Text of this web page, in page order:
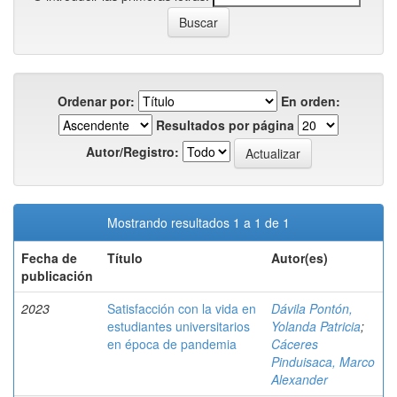
Ordenar por:
En orden:
Resultados por página
Autor/Registro:
Mostrando resultados 1 a 1 de 1
Fecha de
publicación
Título Autor(es)
2023
Satisfacción con la vida en
estudiantes universitarios
en época de pandemia
Dávila Pontón,
Yolanda Patricia;
Cáceres
Pinduisaca, Marco
Alexander